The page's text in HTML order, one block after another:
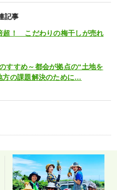
記事
超！ こだわりの梅干しが売れ
すすめ～都会が拠点の“土地を
方の課題解決のために…